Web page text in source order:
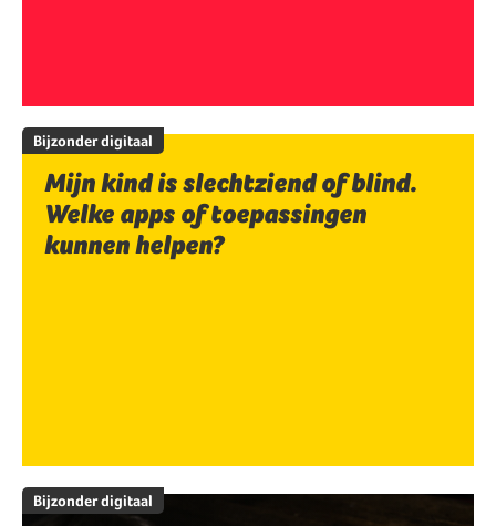
Bijzonder digitaal
Mijn kind is slechtziend of blind.
Welke apps of toepassingen
kunnen helpen?
Bijzonder digitaal